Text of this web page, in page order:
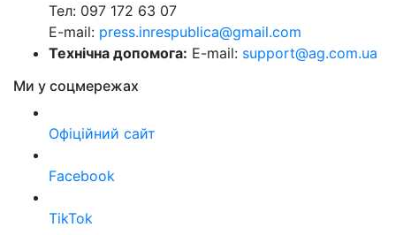
Тел: 097 172 63 07
E-mail: press.inrespublica@gmail.com
Технічна допомога: E-mail: support@ag.com.ua
Ми у соцмережах
Офіційний сайт
Facebook
TikTok